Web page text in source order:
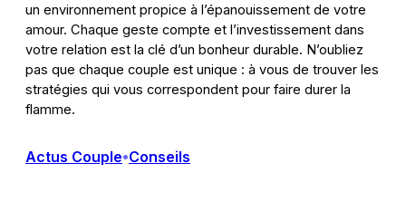
un environnement propice à l’épanouissement de votre
amour. Chaque geste compte et l’investissement dans
votre relation est la clé d’un bonheur durable. N’oubliez
pas que chaque couple est unique : à vous de trouver les
stratégies qui vous correspondent pour faire durer la
flamme.
Actus Couple•Conseils